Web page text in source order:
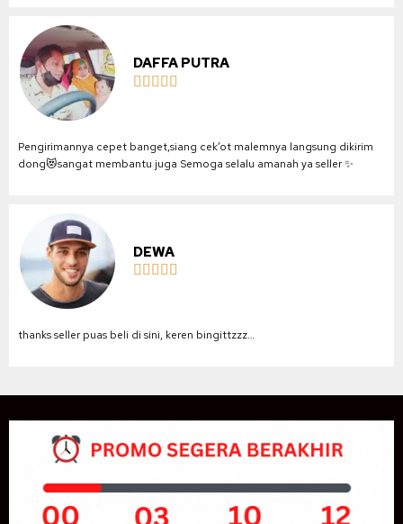
DAFFA PUTRA
    
Pengirimannya cepet banget,siang cek’ot malemnya langsung dikirim
dong😻sangat membantu juga Semoga selalu amanah ya seller ✨
DEWA
    
thanks seller puas beli di sini, keren bingittzzz…